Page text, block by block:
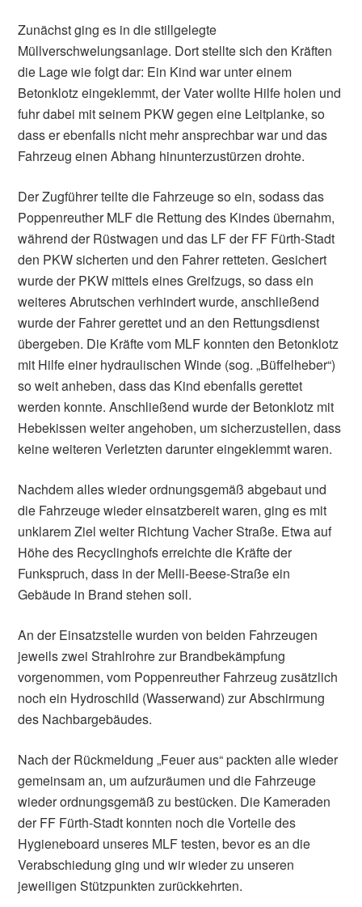
Zunächst ging es in die stillgelegte
Müllverschwelungsanlage. Dort stellte sich den Kräften
die Lage wie folgt dar: Ein Kind war unter einem
Betonklotz eingeklemmt, der Vater wollte Hilfe holen und
fuhr dabei mit seinem PKW gegen eine Leitplanke, so
dass er ebenfalls nicht mehr ansprechbar war und das
Fahrzeug einen Abhang hinunterzustürzen drohte.
Der Zugführer teilte die Fahrzeuge so ein, sodass das
Poppenreuther MLF die Rettung des Kindes übernahm,
während der Rüstwagen und das LF der FF Fürth-Stadt
den PKW sicherten und den Fahrer retteten. Gesichert
wurde der PKW mittels eines Greifzugs, so dass ein
weiteres Abrutschen verhindert wurde, anschließend
wurde der Fahrer gerettet und an den Rettungsdienst
übergeben. Die Kräfte vom MLF konnten den Betonklotz
mit Hilfe einer hydraulischen Winde (sog. „Büffelheber“)
so weit anheben, dass das Kind ebenfalls gerettet
werden konnte. Anschließend wurde der Betonklotz mit
Hebekissen weiter angehoben, um sicherzustellen, dass
keine weiteren Verletzten darunter eingeklemmt waren.
Nachdem alles wieder ordnungsgemäß abgebaut und
die Fahrzeuge wieder einsatzbereit waren, ging es mit
unklarem Ziel weiter Richtung Vacher Straße. Etwa auf
Höhe des Recyclinghofs erreichte die Kräfte der
Funkspruch, dass in der Melli-Beese-Straße ein
Gebäude in Brand stehen soll.
An der Einsatzstelle wurden von beiden Fahrzeugen
jeweils zwei Strahlrohre zur Brandbekämpfung
vorgenommen, vom Poppenreuther Fahrzeug zusätzlich
noch ein Hydroschild (Wasserwand) zur Abschirmung
des Nachbargebäudes.
Nach der Rückmeldung „Feuer aus“ packten alle wieder
gemeinsam an, um aufzuräumen und die Fahrzeuge
wieder ordnungsgemäß zu bestücken. Die Kameraden
der FF Fürth-Stadt konnten noch die Vorteile des
Hygieneboard unseres MLF testen, bevor es an die
Verabschiedung ging und wir wieder zu unseren
jeweiligen Stützpunkten zurückkehrten.